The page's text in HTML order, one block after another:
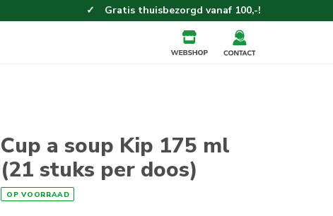
Gratis thuisbezorgd vanaf 100,-!
Cup a soup Kip 175 ml
(21 stuks per doos)
OP VOORRAAD